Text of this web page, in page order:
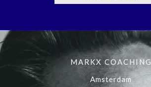
MARKX COACHING
Amsterdam